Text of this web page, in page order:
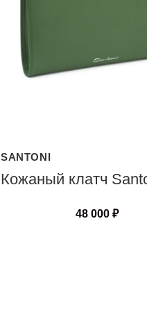
SANTONI
Кожаный клатч
48 000₽